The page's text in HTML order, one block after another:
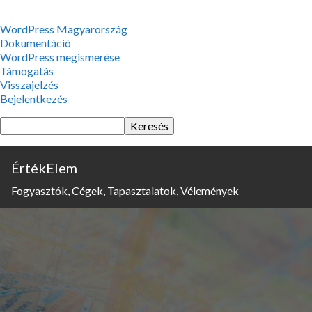
WordPress,
a
csodás
WordPress Magyarország
Dokumentáció
WordPress megismerése
Támogatás
Visszajelzés
Bejelentkezés
Keresés
ÉrtékElem
Fogyasztók, Cégek, Tapasztalatok, Vélemények